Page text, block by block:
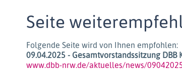
Seite
Folgende Seite wird von Ihnen empfohlen:
09.04.2025 - Gesamtvorstandssitzung
www.dbb-nrw.de/aktuelles/news/